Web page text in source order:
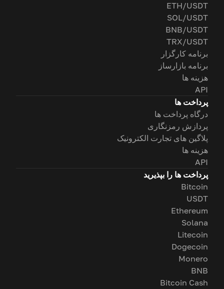
ETH/USDT
SOL/USDT
BNB/USDT
TRX/USDT
برنامه کارگزار
برنامه بازارساز
هزینه ها
API
پرداخت ها
درگاه پرداخت ها
پردازش رمزنگاری
پلاگین های تجارت الکترونیک
هزینه ها
API
پرداخت ها را بپذیرید
Bitcoin
USDT
Ethereum
Solana
Litecoin
Dogecoin
Monero
BNB
Bitcoin Cash